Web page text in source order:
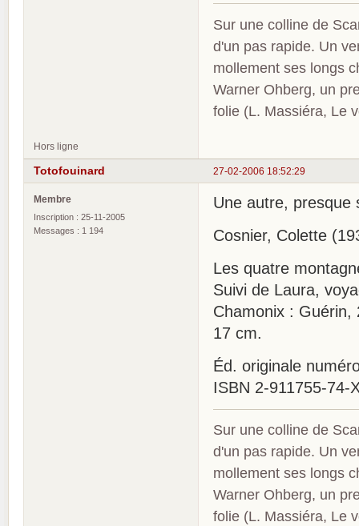
Sur une colline de
d'un pas rapide. Un
mollement ses longs
Warner Ohberg, un
folie (L. Massiéra, Le
Hors ligne
27-02-2006 18:52:29
Totofouinard
Membre
Inscription : 25-11-2005
Messages : 1 194
Une autre, presque
Cosnier, Colette
Les quatre
Suivi de Laura,
Chamonix :
17 cm.
Éd. originale
ISBN 2-911755-74-
Sur une colline de
d'un pas rapide. Un
mollement ses longs
Warner Ohberg, un
folie (L. Massiéra, Le